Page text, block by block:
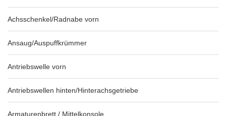
Achsschenkel/Radnabe vorn
Ansaug/Auspuffkrümmer
Antriebswelle vorn
Antriebswellen hinten/Hinterachsgetriebe
Armaturenbrett / Mittelkonsole